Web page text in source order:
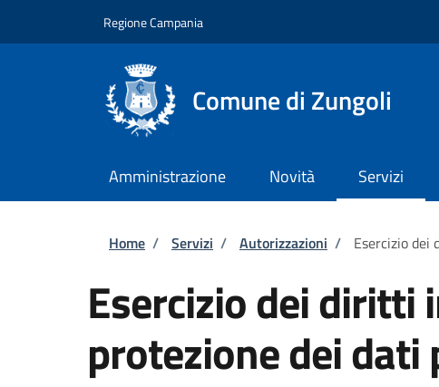
Regione Campania
Comune di Zungoli
Amministrazione Novità Servizi
Briciole di pane
Home / Servizi / Autorizzazioni / Esercizio
Esercizio dei diritti
protezione dei dati